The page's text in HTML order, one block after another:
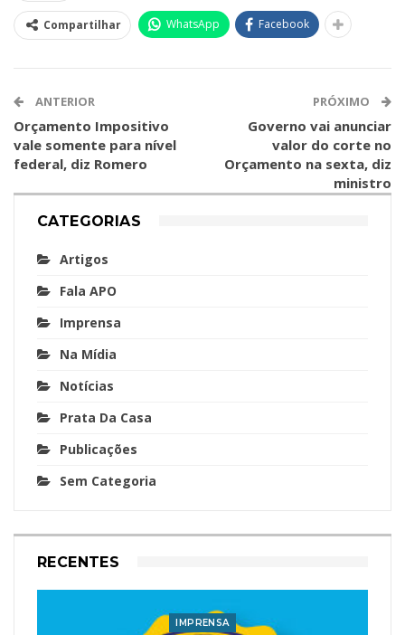
Compartilhar WhatsApp Facebook
ANTERIOR
Orçamento Impositivo
vale somente para nível
federal, diz Romero
PRÓXIMO
Governo vai anunciar
valor do corte no
Orçamento na sexta, diz
ministro
CATEGORIAS
Artigos
Fala APO
Imprensa
Na Mídia
Notícias
Prata Da Casa
Publicações
Sem Categoria
RECENTES
IMPRENSA